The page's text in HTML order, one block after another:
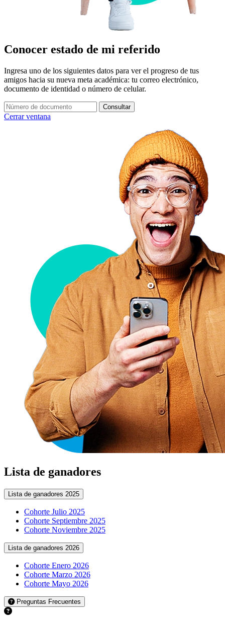
Conocer estado de mi referido
Ingresa uno de los siguientes datos para ver el progreso de tus
amigos hacia su nueva meta académica: tu correo electrónico,
documento de identidad o número de celular.
Consultar
Cerrar ventana
Lista de ganadores
Lista de ganadores 2025
Cohorte Julio 2025
Cohorte Septiembre 2025
Cohorte Noviembre 2025
Lista de ganadores 2026
Cohorte Enero 2026
Cohorte Marzo 2026
Cohorte Mayo 2026
Preguntas Frecuentes